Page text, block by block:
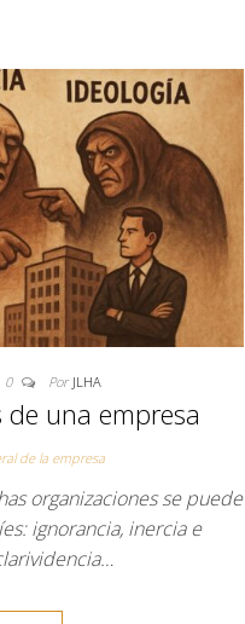
0 Por JLHA
de una empresa
de la empresa
organizaciones se puede
ignorancia, inercia e